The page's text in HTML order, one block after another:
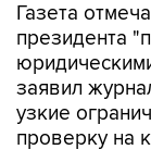
Газета
президента
заявил
узкие
проверку на